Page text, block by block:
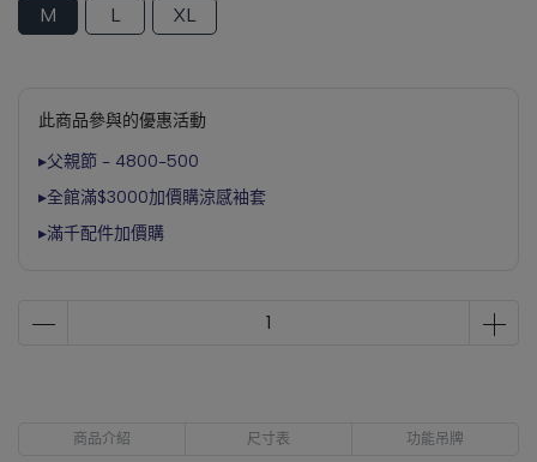
M
L XL
此商品參與的優惠活動
▸父親節 - 4800-500
▸全館滿$3000加價購涼感袖套
▸滿千配件加價購
商品介紹 尺寸表 功能吊牌